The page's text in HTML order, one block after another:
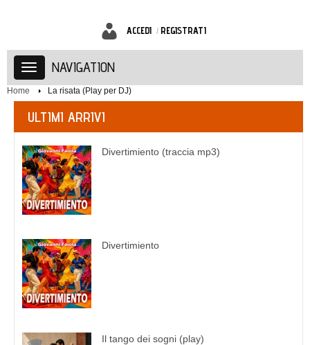
ACCEDI REGISTRATI
NAVIGATION
Home La risata (Play per DJ)
ULTIMI ARRIVI
Divertimiento (traccia mp3)
Divertimiento
Il tango dei sogni (play)